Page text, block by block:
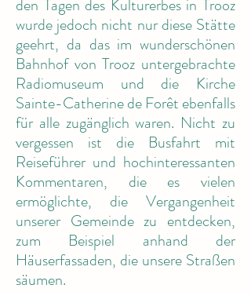
den Tagen des Kulturerbes in Trooz
wurde jedoch nicht nur diese Stätte
geehrt, da das im wunderschönen
Bahnhof von Trooz untergebrachte
Radiomuseum und die Kirche
Sainte-Catherine de Forêt ebenfalls
für alle zugänglich waren. Nicht zu
vergessen ist die Busfahrt mit
Reiseführer und hochinteressanten
Kommentaren, die es vielen
ermöglichte, die Vergangenheit
unserer Gemeinde zu entdecken,
zum Beispiel anhand der
Häuserfassaden, die unsere Straßen
säumen.